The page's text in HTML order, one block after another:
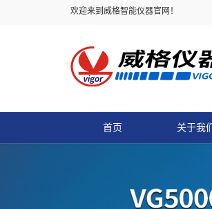
欢迎来到威格智能仪器官网！
首页 关于我们